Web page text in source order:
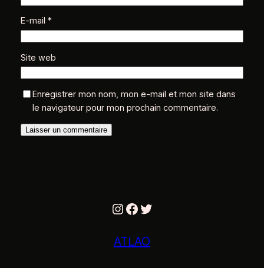
E-mail *
Site web
Enregistrer mon nom, mon e-mail et mon site dans
le navigateur pour mon prochain commentaire.
Instagram
Facebook
Twitter
ATLAO